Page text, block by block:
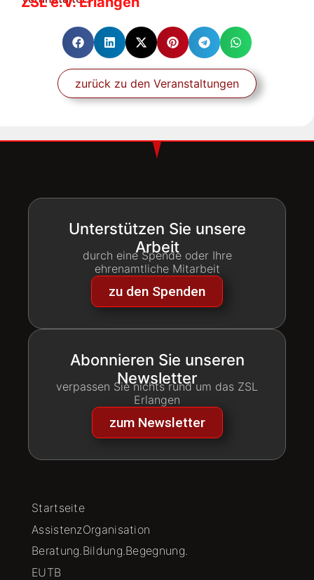
zurück zu den Veranstaltungen
Unterstützen Sie unsere
Arbeit
durch eine Spende oder Ihre
ehrenamtliche Mitarbeit
zu den Spenden
Abonnieren Sie unseren
Newsletter
verpassen Sie nichts rund um das ZSL
Erlangen
zum Newsletter
Startseite
AssistenzOrganisation
Beratung.Bildung.Begegnung.
EUTB